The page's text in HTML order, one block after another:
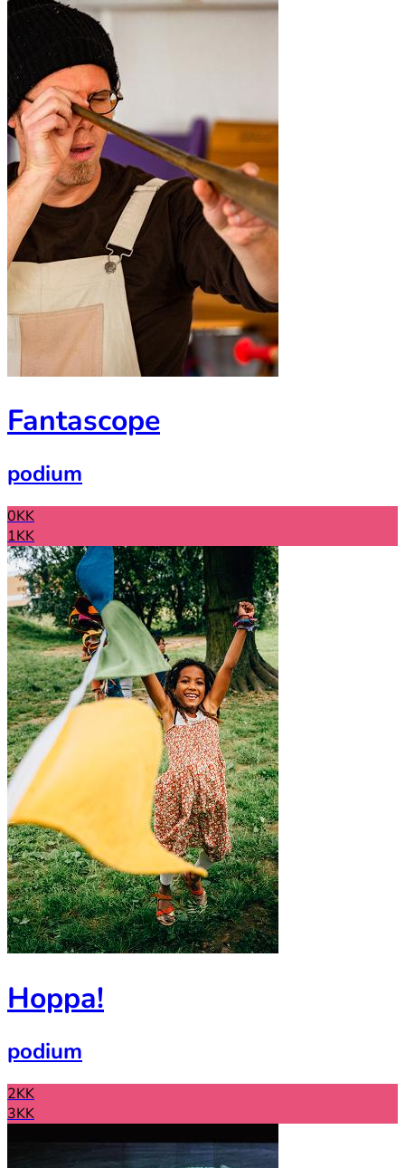
Fantascope
podium
0KK
1KK
Hoppa!
podium
2KK
3KK